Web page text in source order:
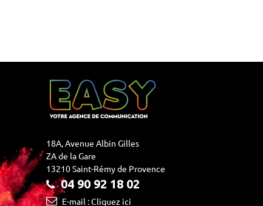
18A, Avenue Albin Gilles
ZA de la Gare
13210 Saint-Rémy de Provence
04 90 92 18 02
E-mail : Cliquez ici